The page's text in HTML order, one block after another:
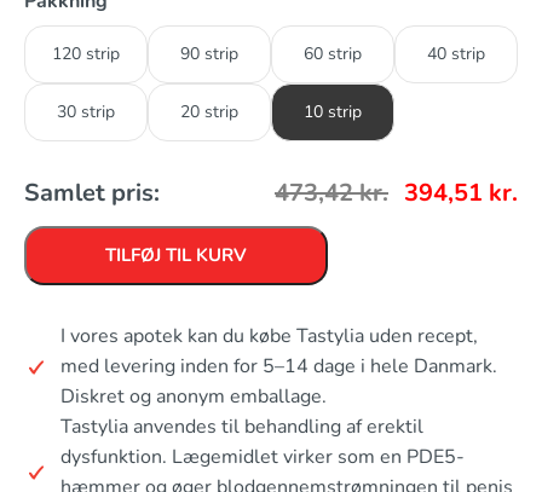
120 strip 90 strip 60 strip 40 strip
30 strip 20 strip 10 strip
Samlet pris: 473,42kr. 394,51 kr.
TILFØJ TIL KURV
I vores apotek kan du købe Tastylia uden recept,
med levering inden for 5–14 dage i hele Danmark.
Diskret og anonym emballage.
Tastylia anvendes til behandling af erektil
dysfunktion. Lægemidlet virker som en PDE5-